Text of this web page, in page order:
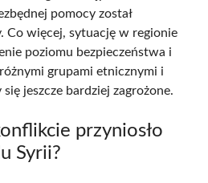
pomocy został
Co więcej, sytuację w regionie
poziomu bezpieczeństwa i
grupami etnicznymi i
jeszcze bardziej zagrożone.
przyniosło
Syrii?